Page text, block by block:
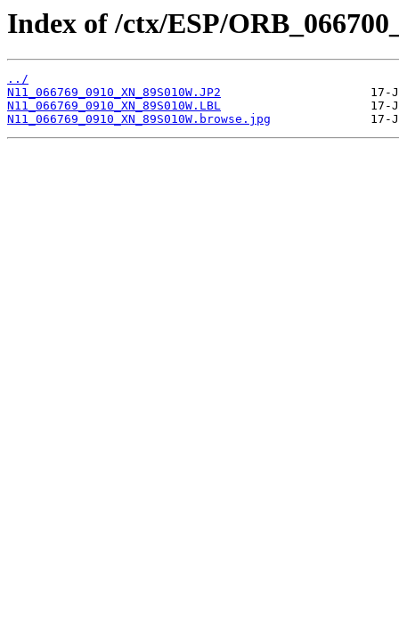
Index of /ctx/ESP/
../
N11_066769_0910_XN_89S010W.JP2
N11_066769_0910_XN_89S010W.LBL
N11_066769_0910_XN_89S010W.browse.jpg